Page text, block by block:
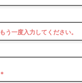
う一度入力してください。
＊